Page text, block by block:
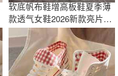
软底帆布鞋增高板鞋夏季薄
款透气女鞋2026新款亮片厚
底休闲小白鞋